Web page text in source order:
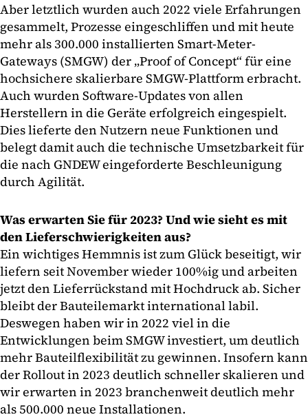
Aber letztlich wurden auch 2022 viele Erfahrungen
gesammelt, Prozesse eingeschliffen und mit heute
mehr als 300.000 installierten Smart-Meter-
Gateways (SMGW) der „Proof of Concept“ für eine
hochsichere skalierbare SMGW-Plattform erbracht.
Auch wurden Software-Updates von allen
Herstellern in die Geräte erfolgreich eingespielt.
Dies lieferte den Nutzern neue Funktionen und
belegt damit auch die technische Umsetzbarkeit für
die nach GNDEW eingeforderte Beschleunigung
durch Agilität.
Was erwarten Sie für 2023? Und wie sieht es mit
den Lieferschwierigkeiten aus?
Ein wichtiges Hemmnis ist zum Glück beseitigt, wir
liefern seit November wieder 100%ig und arbeiten
jetzt den Lieferrückstand mit Hochdruck ab. Sicher
bleibt der Bauteilemarkt international labil.
Deswegen haben wir in 2022 viel in die
Entwicklungen beim SMGW investiert, um deutlich
mehr Bauteilflexibilität zu gewinnen. Insofern kann
der Rollout in 2023 deutlich schneller skalieren und
wir erwarten in 2023 branchenweit deutlich mehr
als 500.000 neue Installationen.